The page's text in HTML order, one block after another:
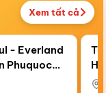
Xem tất cả
Điểm nổi bật
- Everland
Phuquoc